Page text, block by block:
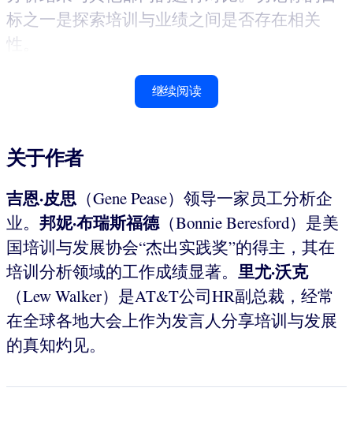
标之一是探索培训与业绩之间是否存在相关
性。
继续阅读
关于作者
吉恩·皮思 （Gene Pease）领导一家员工分析企
业。 邦妮·布瑞斯福德（Bonnie Beresford）是美
国培训与发展协会“杰出实践奖”的得主，其在
培训分析领域的工作成绩显著。 里尤·沃克
（Lew Walker）是AT&T公司HR副总裁，经常
在全球各地大会上作为发言人分享培训与发展
的真知灼见。